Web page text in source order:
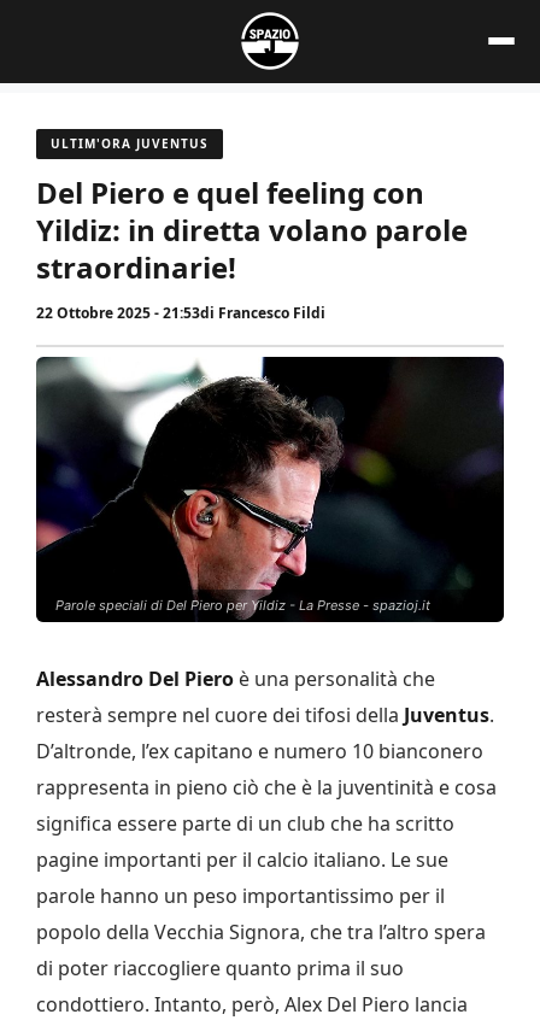
contenuto
ULTIM'ORA JUVENTUS
Del Piero e quel feeling con
Yildiz: in diretta volano parole
straordinarie!
22 Ottobre 2025 - 21:53di Francesco Fildi
Parole speciali di Del Piero per Yildiz - La Presse - spazioj.it
Alessandro Del Piero è una personalità che
resterà sempre nel cuore dei tifosi della Juventus.
D’altronde, l’ex capitano e numero 10 bianconero
rappresenta in pieno ciò che è la juventinità e cosa
significa essere parte di un club che ha scritto
pagine importanti per il calcio italiano. Le sue
parole hanno un peso importantissimo per il
popolo della Vecchia Signora, che tra l’altro spera
di poter riaccogliere quanto prima il suo
condottiero. Intanto, però, Alex Del Piero lancia